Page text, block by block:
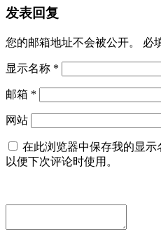
发表回复
您的邮箱地址不会被公开。 必
显示名称 *
邮箱 *
网站
在此浏览器中保存我的显示
以便下次评论时使用。